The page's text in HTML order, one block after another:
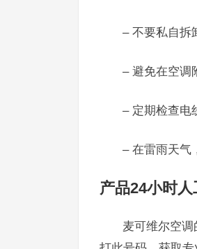
– 不要私自拆
– 避免在空调
– 定期检查电
– 在雷雨天气
产品24小时
麦可维尔空